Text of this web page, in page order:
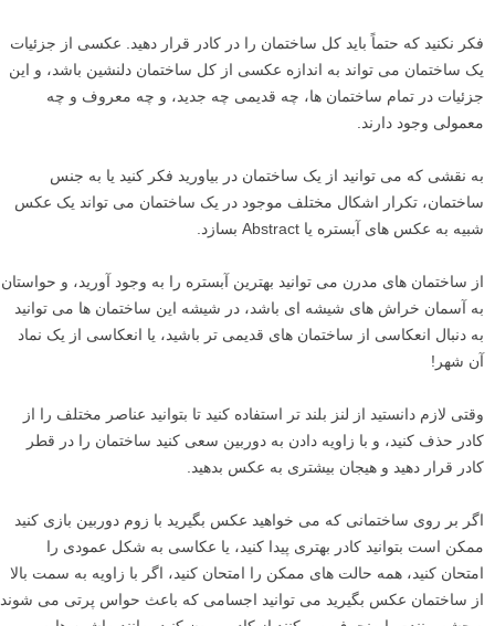
فکر نکنید که حتماً باید کل ساختمان را در کادر قرار دهید. عکسی از جزئیات
یک ساختمان می تواند به اندازه عکسی از کل ساختمان دلنشین باشد، و این
جزئیات در تمام ساختمان ها، چه قدیمی چه جدید، و چه معروف و چه
معمولی وجود دارند.
به نقشی که می توانید از یک ساختمان در بیاورید فکر کنید یا به جنس
ساختمان، تکرار اشکال مختلف موجود در یک ساختمان می تواند یک عکس
شبیه به عکس های آبستره یا Abstract بسازد.
از ساختمان های مدرن می توانید بهترین آبستره را به وجود آورید، و حواستان
به آسمان خراش های شیشه ای باشد، در شیشه این ساختمان ها می توانید
به دنبال انعکاسی از ساختمان های قدیمی تر باشید، یا انعکاسی از یک نماد
آن شهر!
وقتی لازم دانستید از لنز بلند تر استفاده کنید تا بتوانید عناصر مختلف را از
کادر حذف کنید، و با زاویه دادن به دوربین سعی کنید ساختمان را در قطر
کادر قرار دهید و هیجان بیشتری به عکس بدهید.
اگر بر روی ساختمانی که می خواهید عکس بگیرید با زوم دوربین بازی کنید
ممکن است بتوانید کادر بهتری پیدا کنید، یا عکاسی به شکل عمودی را
امتحان کنید، همه حالت های ممکن را امتحان کنید، اگر با زاویه به سمت بالا
از ساختمان عکس بگیرید می توانید اجسامی که باعث حواس پرتی می شوند